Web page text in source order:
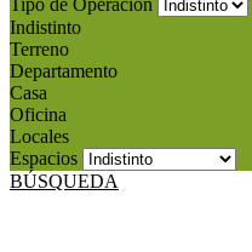
Tipo de Operación
Indistinto
Terreno
Departamento
Casa
Oficina
Locales
Espacios
BÚSQUEDA